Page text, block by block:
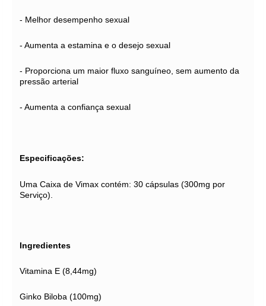
- Melhor desempenho sexual
- Aumenta a estamina e o desejo sexual
- Proporciona um maior fluxo sanguíneo, sem aumento da
pressão arterial
- Aumenta a confiança sexual
Especificações:
Uma Caixa de Vimax contém: 30 cápsulas (300mg por
Serviço).
Ingredientes
Vitamina E (8,44mg)
Ginko Biloba (100mg)